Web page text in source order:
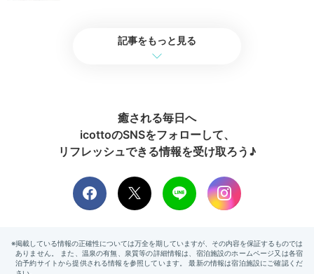
ロビーや水盤テラス、足湯など館内の至る場所で楽しめ
ぜひ♪ロビーのショップでは、箱根ならではの品を購入
できます。
記事をもっと見る
癒される毎日へ
icottoのSNSをフォローして、
リフレッシュできる情報を受け取ろう♪